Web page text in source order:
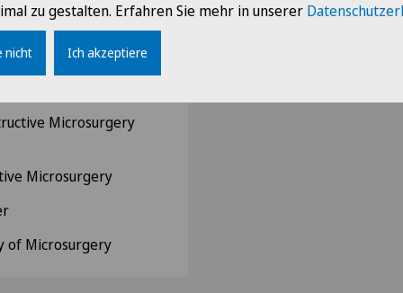
and Aesthetic
and Aesthetic
Microsurgery
Microsurgery
of Microsurgery
zu gestalten. Erfahren Sie mehr in unserer
nicht Ich akzeptiere